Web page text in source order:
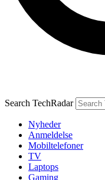
Search TechRadar
Nyheder
Anmeldelse
Mobiltelefoner
TV
Laptops
Gaming